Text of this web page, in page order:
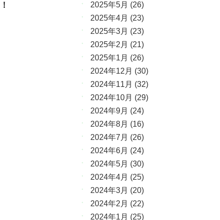
2025年5月 (26)
2025年4月 (23)
2025年3月 (23)
2025年2月 (21)
2025年1月 (26)
2024年12月 (30)
2024年11月 (32)
2024年10月 (29)
2024年9月 (24)
2024年8月 (16)
2024年7月 (26)
2024年6月 (24)
2024年5月 (30)
2024年4月 (25)
2024年3月 (20)
2024年2月 (22)
2024年1月 (25)